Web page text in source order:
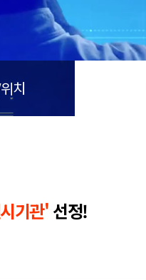
방흡입 특화 병원🏆
' 지방흡입 병원🏆
최고치 달성🏆
이스 370,884건🏆
치
기관' 선정!